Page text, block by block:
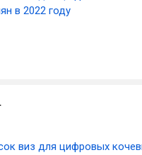
в 2022 году
виз для цифровых